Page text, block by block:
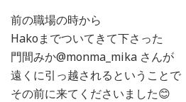
前の職場の時から
Hakoまでついてきて下さった
門間みか@monma_mika さんが
遠くに引っ越されるということで
その前に来てくださいました😊